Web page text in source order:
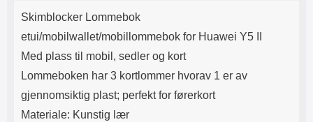
Innsiden av etuiet er ensfarget.
klaff. Og selvfølgelig er det en
utskjæring for kameraet på
slipper å ta ut mobilen når du skal
Produktbeskrivelse
Skimblocker Lommebok
etui/mobilwallet/mobillommebok for Huawei Y5 II
Med plass til mobil, sedler og kort
Lommeboken har 3 kortlommer hvorav 1 er av
gjennomsiktig plast; perfekt for førerkort
Materiale: Kunstig lær